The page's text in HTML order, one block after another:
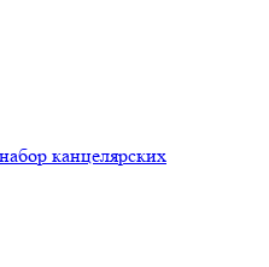
канцелярских